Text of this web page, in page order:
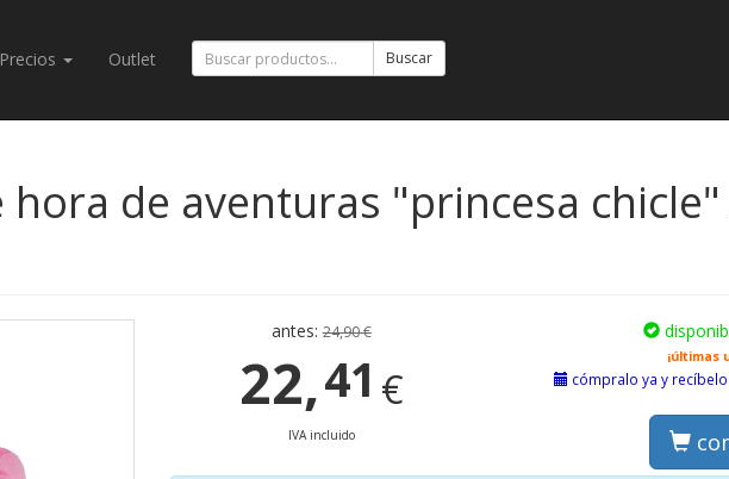
Precios Outlet Buscar
de aventuras "princesa
antes:24,90 €
22,41 €
IVA incluido
¡últimas
cómpralo ya y